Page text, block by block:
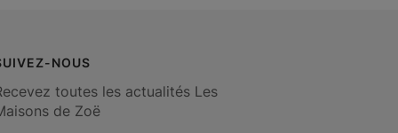
NOUS
toutes les actualités Les
de Zoë